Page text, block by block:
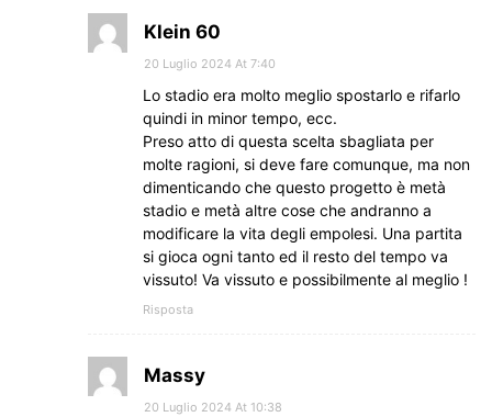
Klein 60
20 Luglio 2024 At 7:40
Lo stadio era molto meglio spostarlo e rifarlo
quindi in minor tempo, ecc.
Preso atto di questa scelta sbagliata per
molte ragioni, si deve fare comunque, ma non
dimenticando che questo progetto è metà
stadio e metà altre cose che andranno a
modificare la vita degli empolesi. Una partita
si gioca ogni tanto ed il resto del tempo va
vissuto! Va vissuto e possibilmente al meglio !
Risposta
Massy
20 Luglio 2024 At 10:38